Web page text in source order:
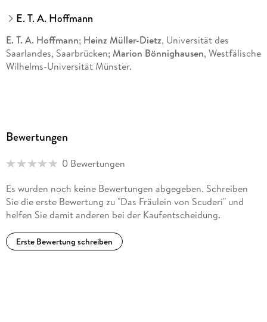
E. T. A. Hoffmann
E. T. A. Hoffmann; Heinz Müller-Dietz, Universität des
Saarlandes, Saarbrücken; Marion Bönnighausen, Westfälische
Wilhelms-Universität Münster.
Bewertungen
0 Bewertungen
Es wurden noch keine Bewertungen abgegeben. Schreiben
Sie die erste Bewertung zu "Das Fräulein von Scuderi" und
helfen Sie damit anderen bei der Kaufentscheidung.
Erste Bewertung schreiben